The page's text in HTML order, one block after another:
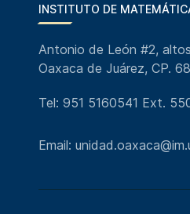
INSTITUTO DE
Antonio de León #2,
Oaxaca de Juárez, CP.
Tel: 951 5160541 Ext.
Email: